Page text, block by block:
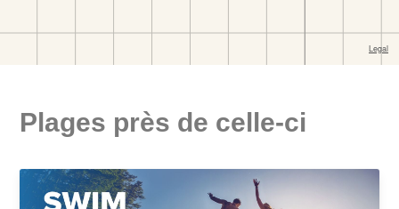
Plages près de celle-ci